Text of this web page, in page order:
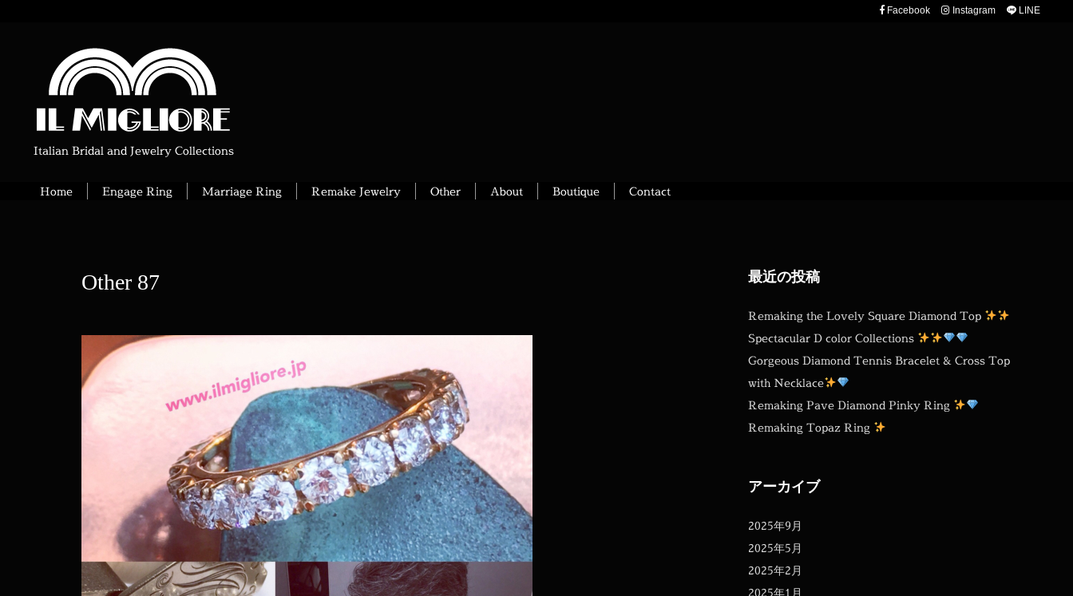
Italian Bridal and Jewelry Collections
Home Engage Ring Marriage Ring Remake Jewelry Other About Boutique Contact
Facebook Instagram LINE
Other 87 最近の投稿
Remaking the Lovely Square Diamond Top
Spectacular D color Collections
Gorgeous Diamond Tennis Bracelet & Cross Top
with Necklace
Remaking Pave Diamond Pinky Ring
Remaking Topaz Ring
アーカイブ
2025年9月
2025年5月
2025年2月
2025年1月